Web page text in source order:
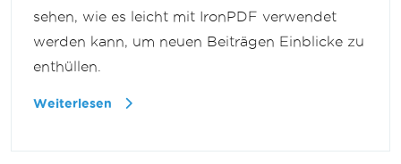
sehen, wie es leicht mit IronPDF verwendet
werden kann, um neuen Beiträgen Einblicke zu
enthüllen.
Weiterlesen